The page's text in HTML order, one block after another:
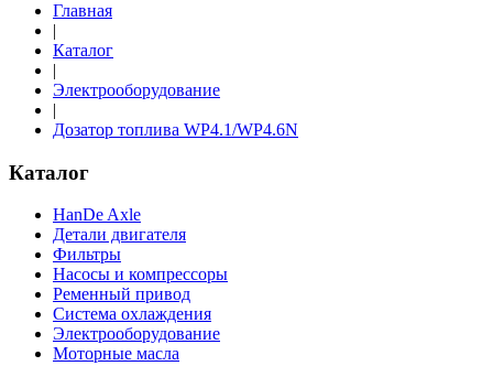
Главная
|
Каталог
|
Электрооборудование
|
Дозатор топлива WP4.1/WP4.6N
Каталог
HanDe Axle
Детали двигателя
Фильтры
Насосы и компрессоры
Ременный привод
Система охлаждения
Электрооборудование
Моторные масла